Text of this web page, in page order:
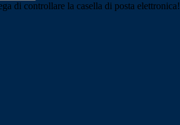
di controllare la casella di posta elettronica!